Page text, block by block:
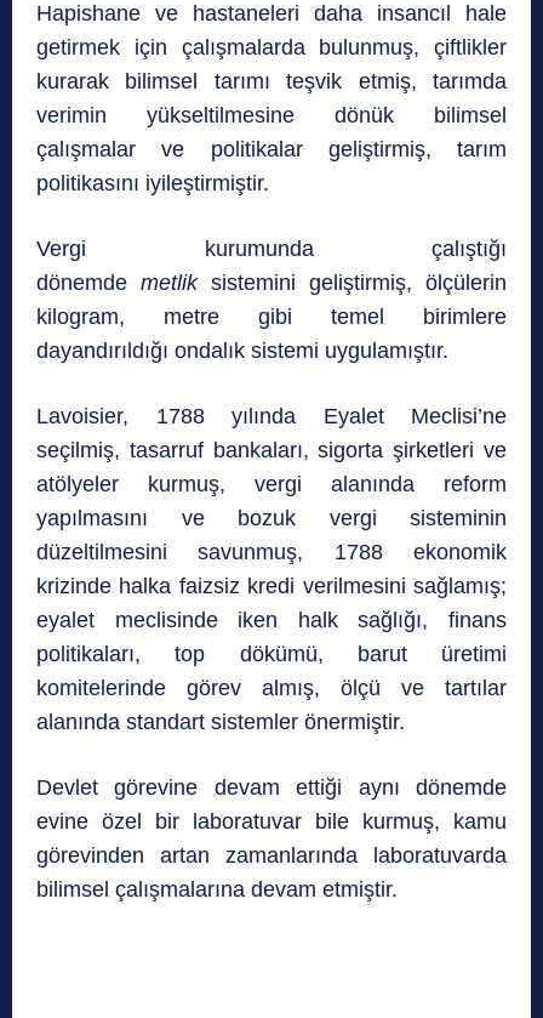
Hapishane ve hastaneleri daha insancıl hale
getirmek için çalışmalarda bulunmuş, çiftlikler
kurarak bilimsel tarımı teşvik etmiş, tarımda
verimin yükseltilmesine dönük bilimsel
çalışmalar ve politikalar geliştirmiş, tarım
politikasını iyileştirmiştir.
Vergi kurumunda çalıştığı
dönemde metliksistemini geliştirmiş, ölçülerin
kilogram, metre gibi temel birimlere
dayandırıldığı ondalık sistemi uygulamıştır.
Lavoisier, 1788 yılında Eyalet Meclisi’ne
seçilmiş, tasarruf bankaları, sigorta şirketleri ve
atölyeler kurmuş, vergi alanında reform
yapılmasını ve bozuk vergi sisteminin
düzeltilmesini savunmuş, 1788 ekonomik
krizinde halka faizsiz kredi verilmesini sağlamış;
eyalet meclisinde iken halk sağlığı, finans
politikaları, top dökümü, barut üretimi
komitelerinde görev almış, ölçü ve tartılar
alanında standart sistemler önermiştir.
Devlet görevine devam ettiği aynı dönemde
evine özel bir laboratuvar bile kurmuş, kamu
görevinden artan zamanlarında laboratuvarda
bilimsel çalışmalarına devam etmiştir.